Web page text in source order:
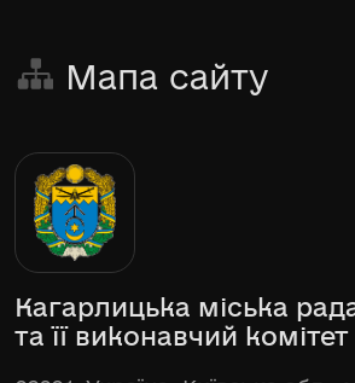
Мапа сайту
Кагарлицька міська
та її виконавчий комітет